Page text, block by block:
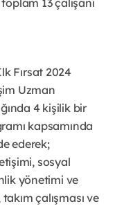
13 çalışanı
Fırsat 2024
Uzman
4 kişilik bir
kapsamında
ederek;
sosyal
yönetimi ve
çalışması ve